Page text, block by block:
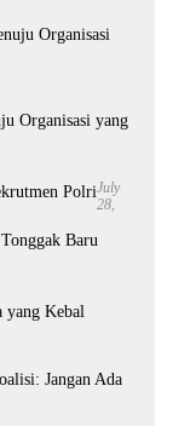
Organisasi yang
July
28,
Baru
Jangan Ada